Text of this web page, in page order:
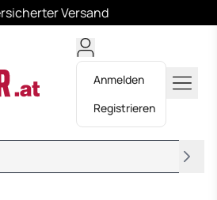
Versand
Anmelden
Registrieren